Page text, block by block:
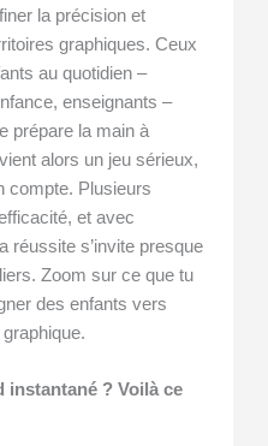
la précision et
graphiques. Ceux
au quotidien –
enseignants –
prépare la main à
alors un jeu sérieux,
compte. Plusieurs
et avec
réussite s’invite presque
Zoom sur ce que tu
des enfants vers
instantané ? Voilà ce